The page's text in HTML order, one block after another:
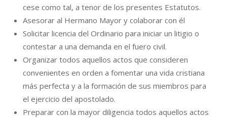
cese como tal, a tenor de los presentes Estatutos.
Asesorar al Hermano Mayor y colaborar con él
Solicitar licencia del Ordinario para iniciar un litigio o
contestar a una demanda en el fuero civil.
Organizar todos aquellos actos que consideren
convenientes en orden a fomentar una vida cristiana
más perfecta y a la formación de sus miembros para
el ejercicio del apostolado.
Preparar con la mayor diligencia todos aquellos actos